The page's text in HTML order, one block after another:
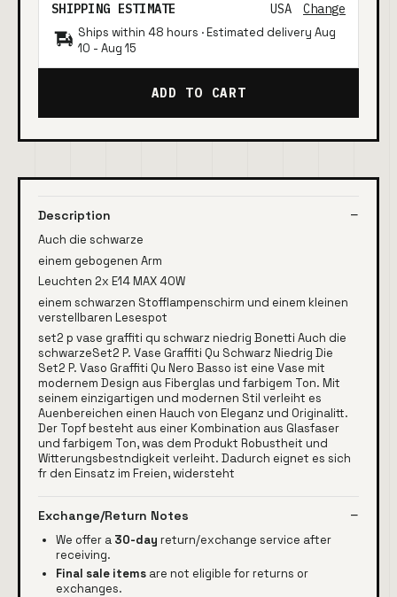
SHIPPING ESTIMATE USA Change
Ships within 48 hours · Estimated delivery Aug
10 - Aug 15
ADD TO CART
Description
Auch die schwarze
einem gebogenen Arm
Leuchten 2x E14 MAX 40W
einem schwarzen Stofflampenschirm und einem kleinen
verstellbaren Lesespot
set2 p vase graffiti qu schwarz niedrig Bonetti Auch die
schwarzeSet2 P. Vase Graffiti Qu Schwarz Niedrig Die
Set2 P. Vaso Graffiti Qu Nero Basso ist eine Vase mit
modernem Design aus Fiberglas und farbigem Ton. Mit
seinem einzigartigen und modernen Stil verleiht es
Auenbereichen einen Hauch von Eleganz und Originalitt.
Der Topf besteht aus einer Kombination aus Glasfaser
und farbigem Ton, was dem Produkt Robustheit und
Witterungsbestndigkeit verleiht. Dadurch eignet es sich
fr den Einsatz im Freien, widersteht
Exchange/Return Notes
We offer a 30-day return/exchange service after
receiving.
Final sale items are not eligible for returns or
exchanges.